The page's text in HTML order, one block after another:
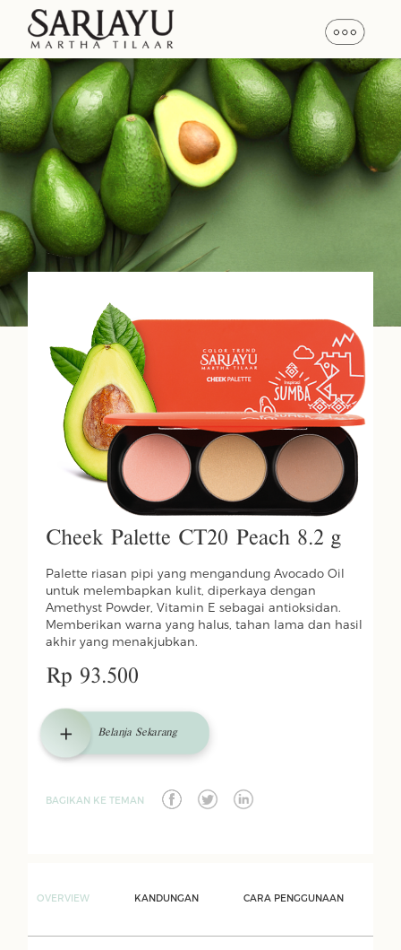
Cheek Palette CT20 Peach 8.2 g
Palette riasan pipi yang mengandung Avocado Oil
untuk melembapkan kulit, diperkaya dengan
Amethyst Powder, Vitamin E sebagai antioksidan.
Memberikan warna yang halus, tahan lama dan hasil
akhir yang menakjubkan.
Rp 93.500
Belanja Sekarang
BAGIKAN KE TEMAN
OVERVIEW KANDUNGAN CARA PENGGUNAAN